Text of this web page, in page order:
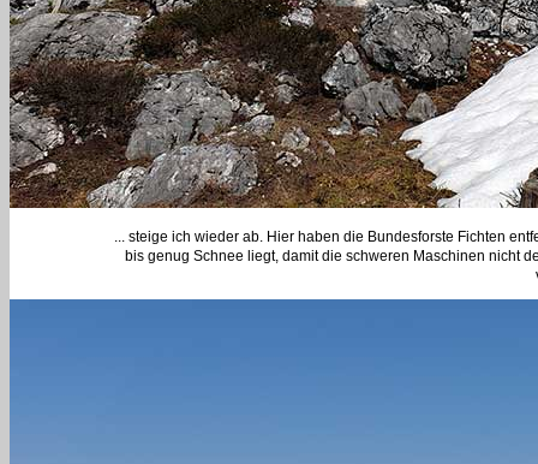
... steige ich wieder ab. Hier haben die Bundesforste Fichten
bis genug Schnee liegt, damit die schweren Maschinen nicht